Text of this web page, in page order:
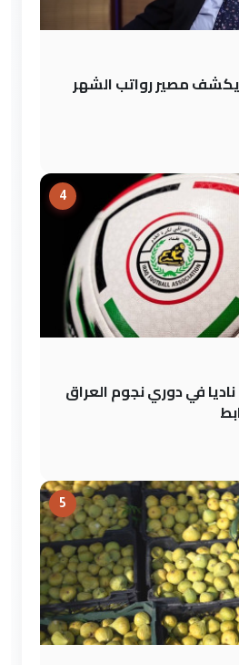
مصير رواتب الشهر
4
لجنة التراخيص : 17 ناديا في دوري نجوم العراق
5